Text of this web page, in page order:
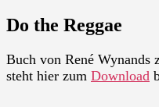
Do the Reggae
Buch von René Wynands
steht hier zum Download